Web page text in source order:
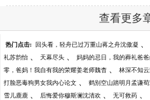
查看更多
热门点击: 回头看，轻舟已过万重山蒋之舟沈傲凝 、
礼苏韵怡 、 天幕尽头 、 妈妈的忌日，我的葬礼爸
零，爸妈！我自有我的荣耀姜老师魏杳 、 林深不知
打脸恶毒狗男女我内心论文 、 鹤别空山踏明月孟谦
雪儿鹿鹿 、 后悔爱你穆斯澜沈清欢 、 无可救药 、